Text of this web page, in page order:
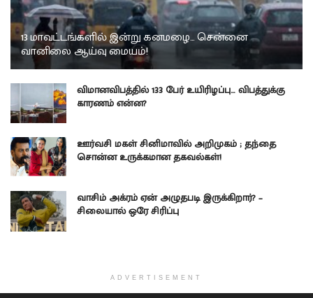
13 மாவட்டங்களில் இன்று கனமழை… சென்னை
வானிலை ஆய்வு மையம்!
விமானவிபத்தில் 133 பேர் உயிரிழப்பு… விபத்துக்கு
காரணம் என்ன?
ஊர்வசி மகள் சினிமாவில் அறிமுகம் ; தந்தை
சொன்ன உருக்கமான தகவல்கள்!
வாசிம் அக்ரம் ஏன் அழுதபடி இருக்கிறார்? –
சிலையால் ஒரே சிரிப்பு
ADVERTISEMENT